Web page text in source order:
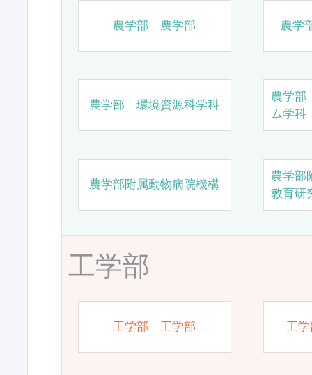
農学部 農学部 農学
農学部 環境資源科学科
農学
ム学科
農学部附属動物病院機構
農学部
教育研
工学部
工学部 工学部 工